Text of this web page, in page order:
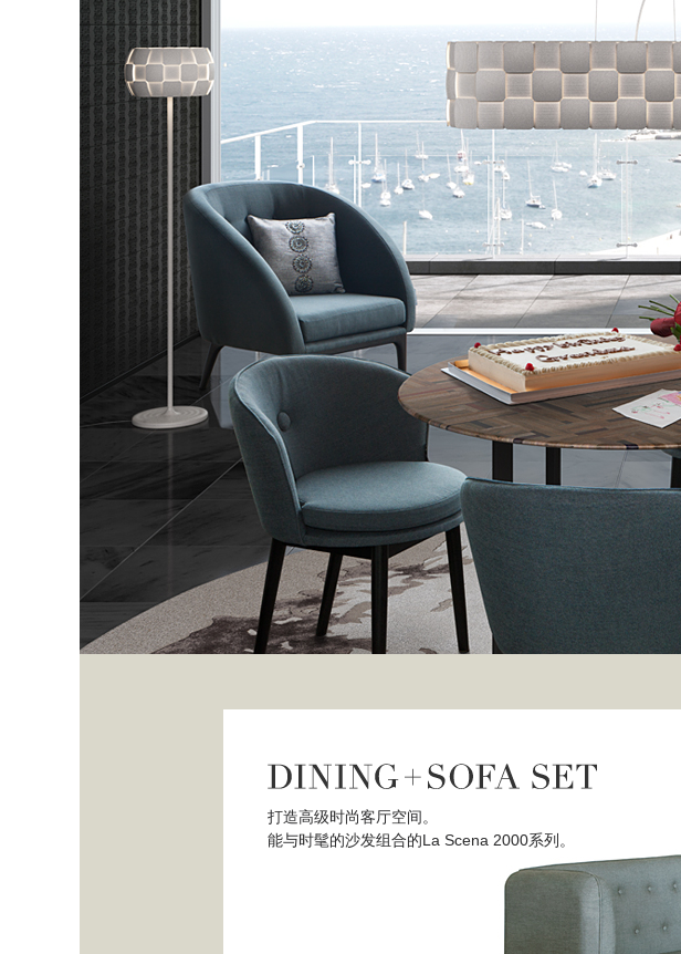
打造高级时尚客厅空间。
能与时髦的沙发组合的La Scena 2000系列。